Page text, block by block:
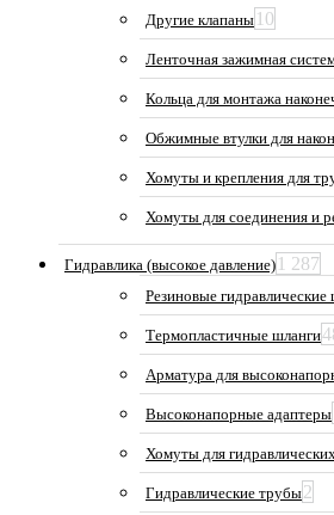
Другие клапаны 10
Ленточная зажимная
Кольца для монтажа
Обжимные втулки для
Хомуты и крепления для
Хомуты для соединения и
Гидравлика (высокое давление) 1 287
Резиновые гидравлические
Термопластичные шланги
Арматура для
Высоконапорные адаптеры
Хомуты для
Гидравлические трубы2